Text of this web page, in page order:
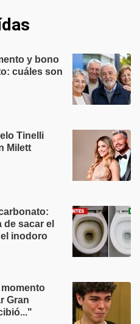
y bono
cuáles son
Tinelli
Milett
de sacar el
inodoro
Gran